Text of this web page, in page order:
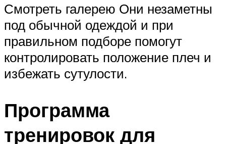
Смотреть галерею Они незаметны
под обычной одеждой и при
правильном подборе помогут
контролировать положение плеч и
избежать сутулости.
Программа
тренировок для